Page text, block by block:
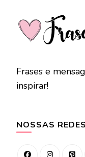
Frases e
inspirar!
NOSSAS